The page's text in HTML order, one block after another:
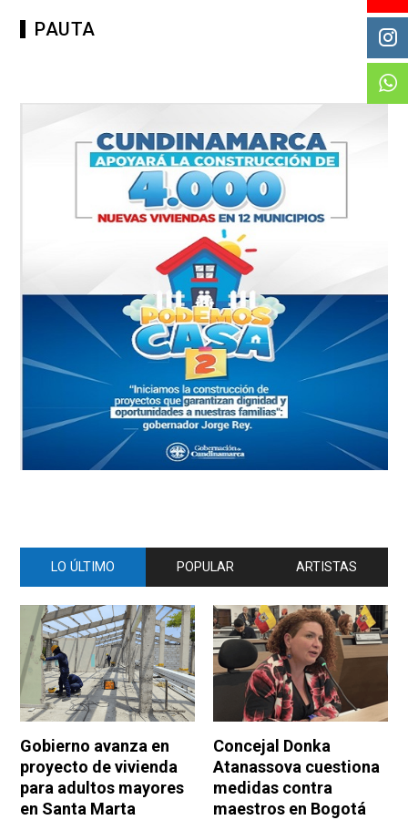
PAUTA
LO ÚLTIMO POPULAR ARTISTAS
Gobierno avanza en
proyecto de vivienda
para adultos mayores
en Santa Marta
Concejal Donka
Atanassova cuestiona
medidas contra
maestros en Bogotá